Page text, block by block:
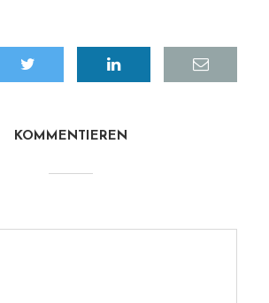
KOMMENTIEREN